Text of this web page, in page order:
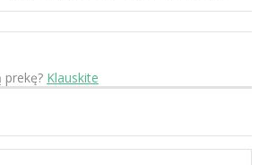
prekę? Klauskite